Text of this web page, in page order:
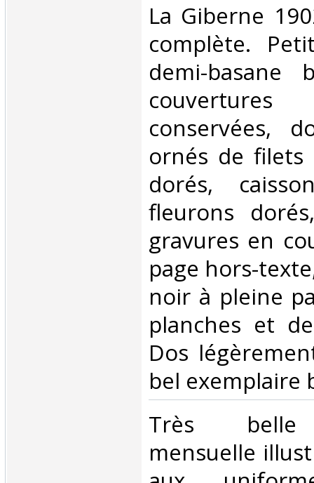
‎La Giberne
complète.
demi-basane
conservées,
ornés de
dorés,
fleurons
gravures en
page hors-
noir à pleine
planches et
Dos
bel exemplaire
‎Très belle
mensuelle